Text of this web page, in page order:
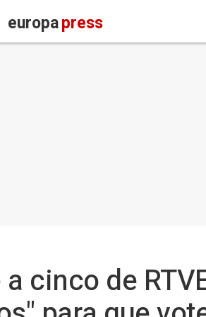
europapress
cinco de